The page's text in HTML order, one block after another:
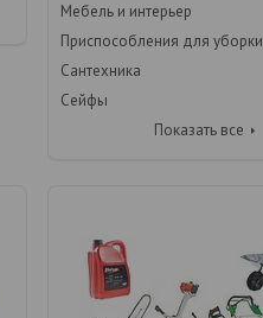
Мебель и интерьер
Приспособления для уборки
Сантехника
Сейфы
Показать все